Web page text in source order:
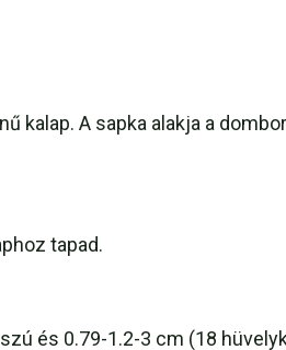
mártásban
kalap. A sapka alakja a
tapad.
és 0.79-1.2-3 cm (18